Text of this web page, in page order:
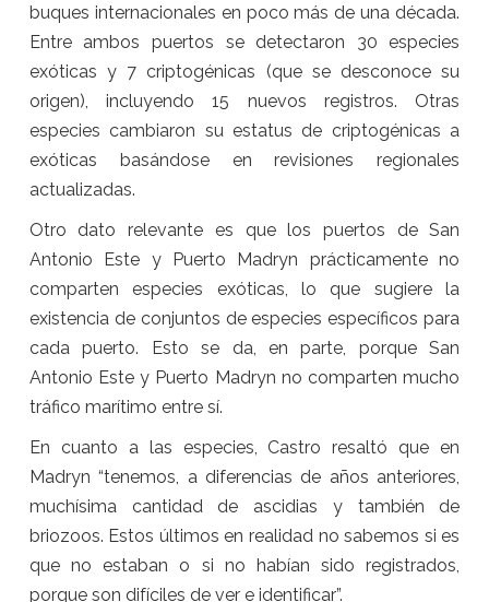
buques internacionales en poco más de una década.
Entre ambos puertos se detectaron 30 especies
exóticas y 7 criptogénicas (que se desconoce su
origen), incluyendo 15 nuevos registros. Otras
especies cambiaron su estatus de criptogénicas a
exóticas basándose en revisiones regionales
actualizadas.
Otro dato relevante es que los puertos de San
Antonio Este y Puerto Madryn prácticamente no
comparten especies exóticas, lo que sugiere la
existencia de conjuntos de especies específicos para
cada puerto. Esto se da, en parte, porque San
Antonio Este y Puerto Madryn no comparten mucho
tráfico marítimo entre sí.
En cuanto a las especies, Castro resaltó que en
Madryn “tenemos, a diferencias de años anteriores,
muchísima cantidad de ascidias y también de
briozoos. Estos últimos en realidad no sabemos si es
que no estaban o si no habían sido registrados,
porque son difíciles de ver e identificar”.